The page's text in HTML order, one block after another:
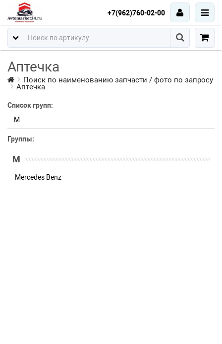
+7(962)760-02-00
Аптечка
Поиск по наименованию запчасти / фото по запросу
Аптечка
Список групп:
M
Группы:
M
Mercedes Benz